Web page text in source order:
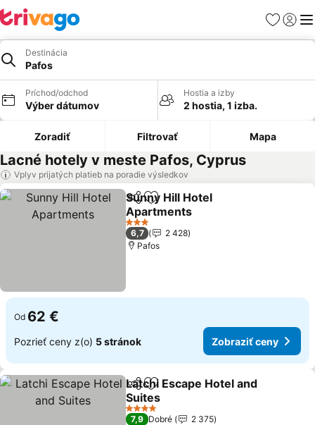
Obľúbené
Destinácia
Pafos
Príchod/odchod
Výber dátumov
Hostia a izby
2 hostia, 1 izba.
Zoradiť Filtrovať Mapa
Lacné hotely v meste Pafos, Cyprus
Vplyv prijatých platieb na poradie výsledkov
ZdieľaťPridať do obľúbených
Sunny Hill Hotel
Apartments
3 Počet hviezdičiek
6,7
2 428
Pafos
Od 62 €
Pozrieť ceny z(o) 5 stránok Zobraziť ceny
ZdieľaťPridať do obľúbených
Latchi Escape Hotel and
Suites
4 Počet hviezdičiek
7,9 Dobré
2 375